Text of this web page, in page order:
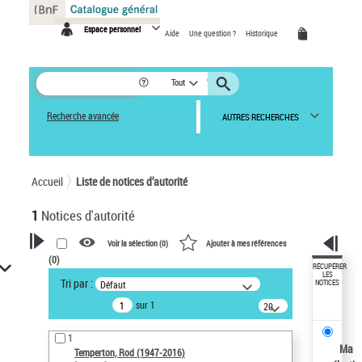
Espace personnel Aide Une question ? Historique
Tout
Recherche avancée AUTRES RECHERCHES
Accueil Liste de notices d’autorité
1 Notices d'autorité
VOTRE RECHERCHE
Recherche avancée dans les
notices d’autorité
Œuvres liées à l'auteur :
Temperton, Rod (1947-2016)
Voir la sélection (0) Ajouter à mes références
(0)
Tri par : Défaut
sur 1
20
résultats/page
1
Temperton, Rod (1947-2016)
RÉCUPÉRER
LES
NOTICES
Ma
Panneau de gestion des cookies